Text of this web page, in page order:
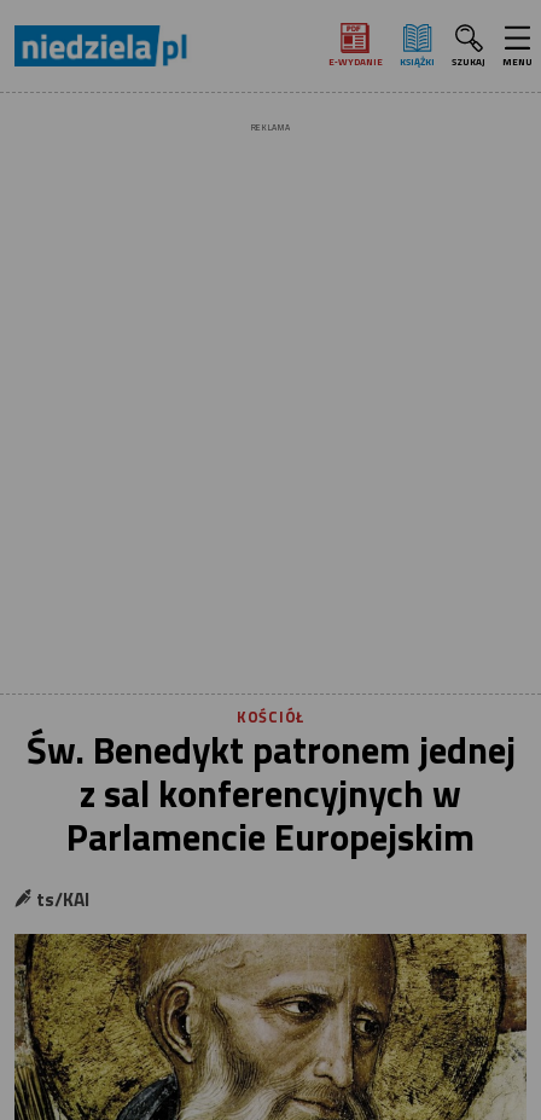
E‑WYDANIE KSIĄŻKI SZUKAJ MENU
REKLAMA
KOŚCIÓŁ
Św. Benedykt patronem jednej
z sal konferencyjnych w
Parlamencie Europejskim
ts/KAI